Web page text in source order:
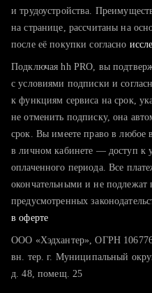
тратите много времени
хотите сравнить себя с
и трудоустройства.
на странице, рассчитаны на
после её покупки согласно
Подключая hh PRO, вы
с условиями подписки и
к функциям сервиса на срок,
не отменить подписку, она
срок. Вы имеете право в любое
в личном кабинете — доступ к
оплаченного периода. Все
окончательными и не подлежат
предусмотренных
в оферте
ООО «Хэдхантер», ОГРН
вн. тер. г. Муниципальный
д. 48, помещ. 25